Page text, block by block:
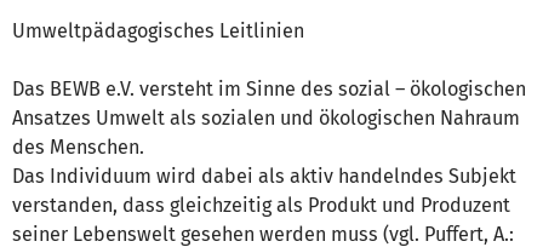
Umweltpädagogisches Leitlinien
Das BEWB e.V. versteht im Sinne des sozial – ökologischen
Ansatzes Umwelt als sozialen und ökologischen Nahraum
des Menschen.
Das Individuum wird dabei als aktiv handelndes Subjekt
verstanden, dass gleichzeitig als Produkt und Produzent
seiner Lebenswelt gesehen werden muss (vgl. Puffert, A.: